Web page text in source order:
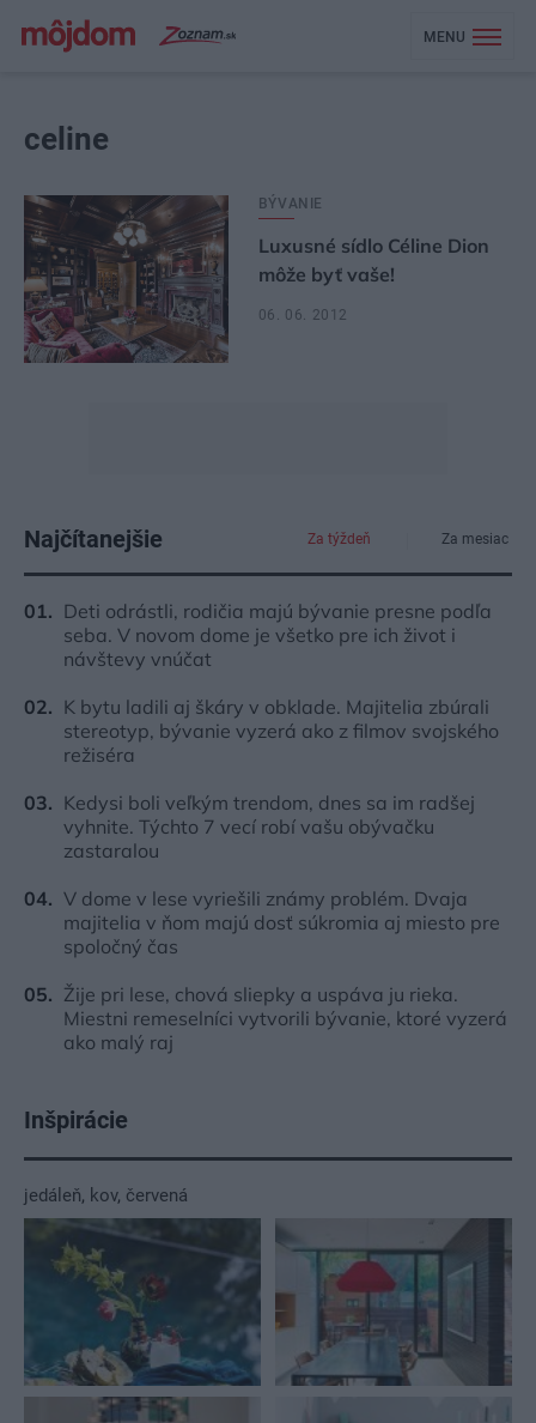
MENU
celine
BÝVANIE
Luxusné sídlo Céline Dion
môže byť vaše!
06. 06. 2012
Najčítanejšie Za týždeň Za mesiac
Deti odrástli, rodičia majú bývanie presne podľa
seba. V novom dome je všetko pre ich život i
návštevy vnúčat
K bytu ladili aj škáry v obklade. Majitelia zbúrali
stereotyp, bývanie vyzerá ako z filmov svojského
režiséra
Kedysi boli veľkým trendom, dnes sa im radšej
vyhnite. Týchto 7 vecí robí vašu obývačku
zastaralou
V dome v lese vyriešili známy problém. Dvaja
majitelia v ňom majú dosť súkromia aj miesto pre
spoločný čas
Žije pri lese, chová sliepky a uspáva ju rieka.
Miestni remeselníci vytvorili bývanie, ktoré vyzerá
ako malý raj
Inšpirácie
jedáleň, kov, červená